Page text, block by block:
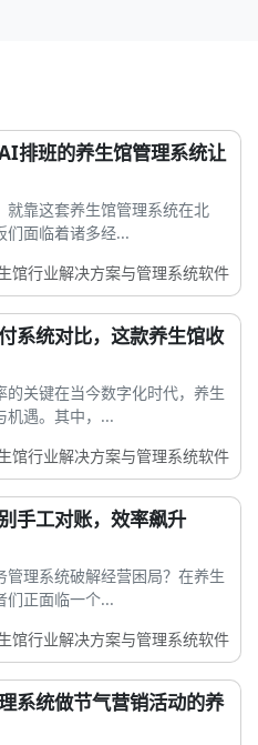
排班的养生馆管理系统让
靠这套养生馆管理系统在北
们面临着诸多经...
馆行业解决方案与管理系统软件
系统对比，这款养生馆收
关键在当今数字化时代，养生
机遇。其中，...
馆行业解决方案与管理系统软件
手工对账，效率飙升
理系统破解经营困局？在养生
们正面临一个...
馆行业解决方案与管理系统软件
系统做节气营销活动的养